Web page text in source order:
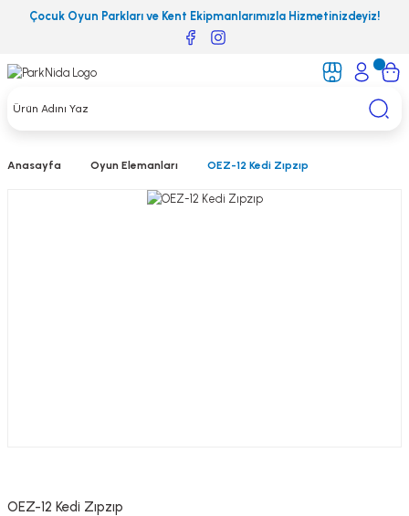
Çocuk Oyun Parkları ve Kent Ekipmanlarımızla Hizmetinizdeyiz!
Anasayfa Oyun Elemanları OEZ-12 Kedi Zıpzıp
OEZ-12 Kedi Zıpzıp